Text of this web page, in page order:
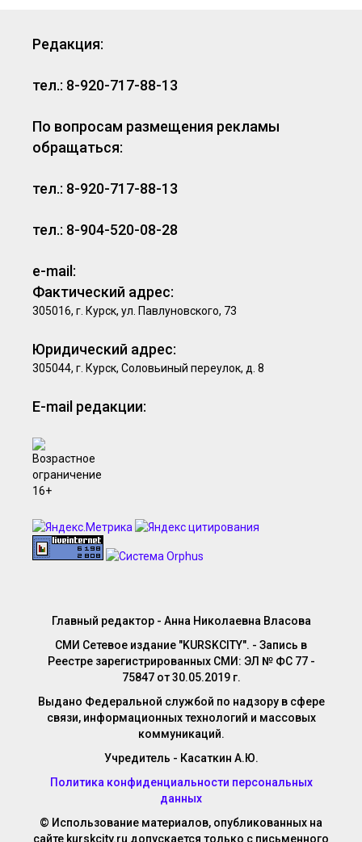
Редакция:
тел.: 8-920-717-88-13
По вопросам размещения рекламы
обращаться:
тел.: 8-920-717-88-13
тел.: 8-904-520-08-28
e-mail:
Фактический адрес:
305016, г. Курск, ул. Павлуновского, 73
Юридический адрес:
305044, г. Курск, Соловьиный переулок, д. 8
E-mail редакции:
Главный редактор - Анна Николаевна Власова
СМИ Сетевое издание "KURSKCITY". - Запись в
Реестре зарегистрированных СМИ: ЭЛ № ФС 77 -
75847 от 30.05.2019 г.
Выдано Федеральной службой по надзору в сфере
связи, информационных технологий и массовых
коммуникаций.
Учредитель - Касаткин А.Ю.
Политика конфиденциальности персональных
данных
© Использование материалов, опубликованных на
сайте kurskcity.ru допускается только с письменного